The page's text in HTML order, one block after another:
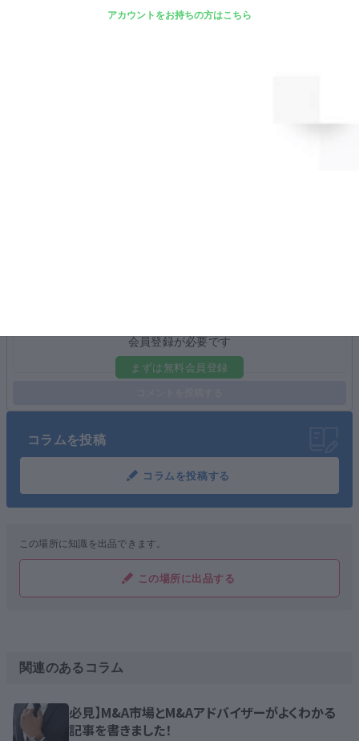
コラムを投稿
コラムを投稿する
会員登録が必要です
まずは無料会員登録
この場所に知識を出品できます。
この場所に出品する
関連のあるコラム
必見】M&A市場とM&Aアドバイザーがよくわかる
記事を書きました！
アカウントをお持ちの方はこちら